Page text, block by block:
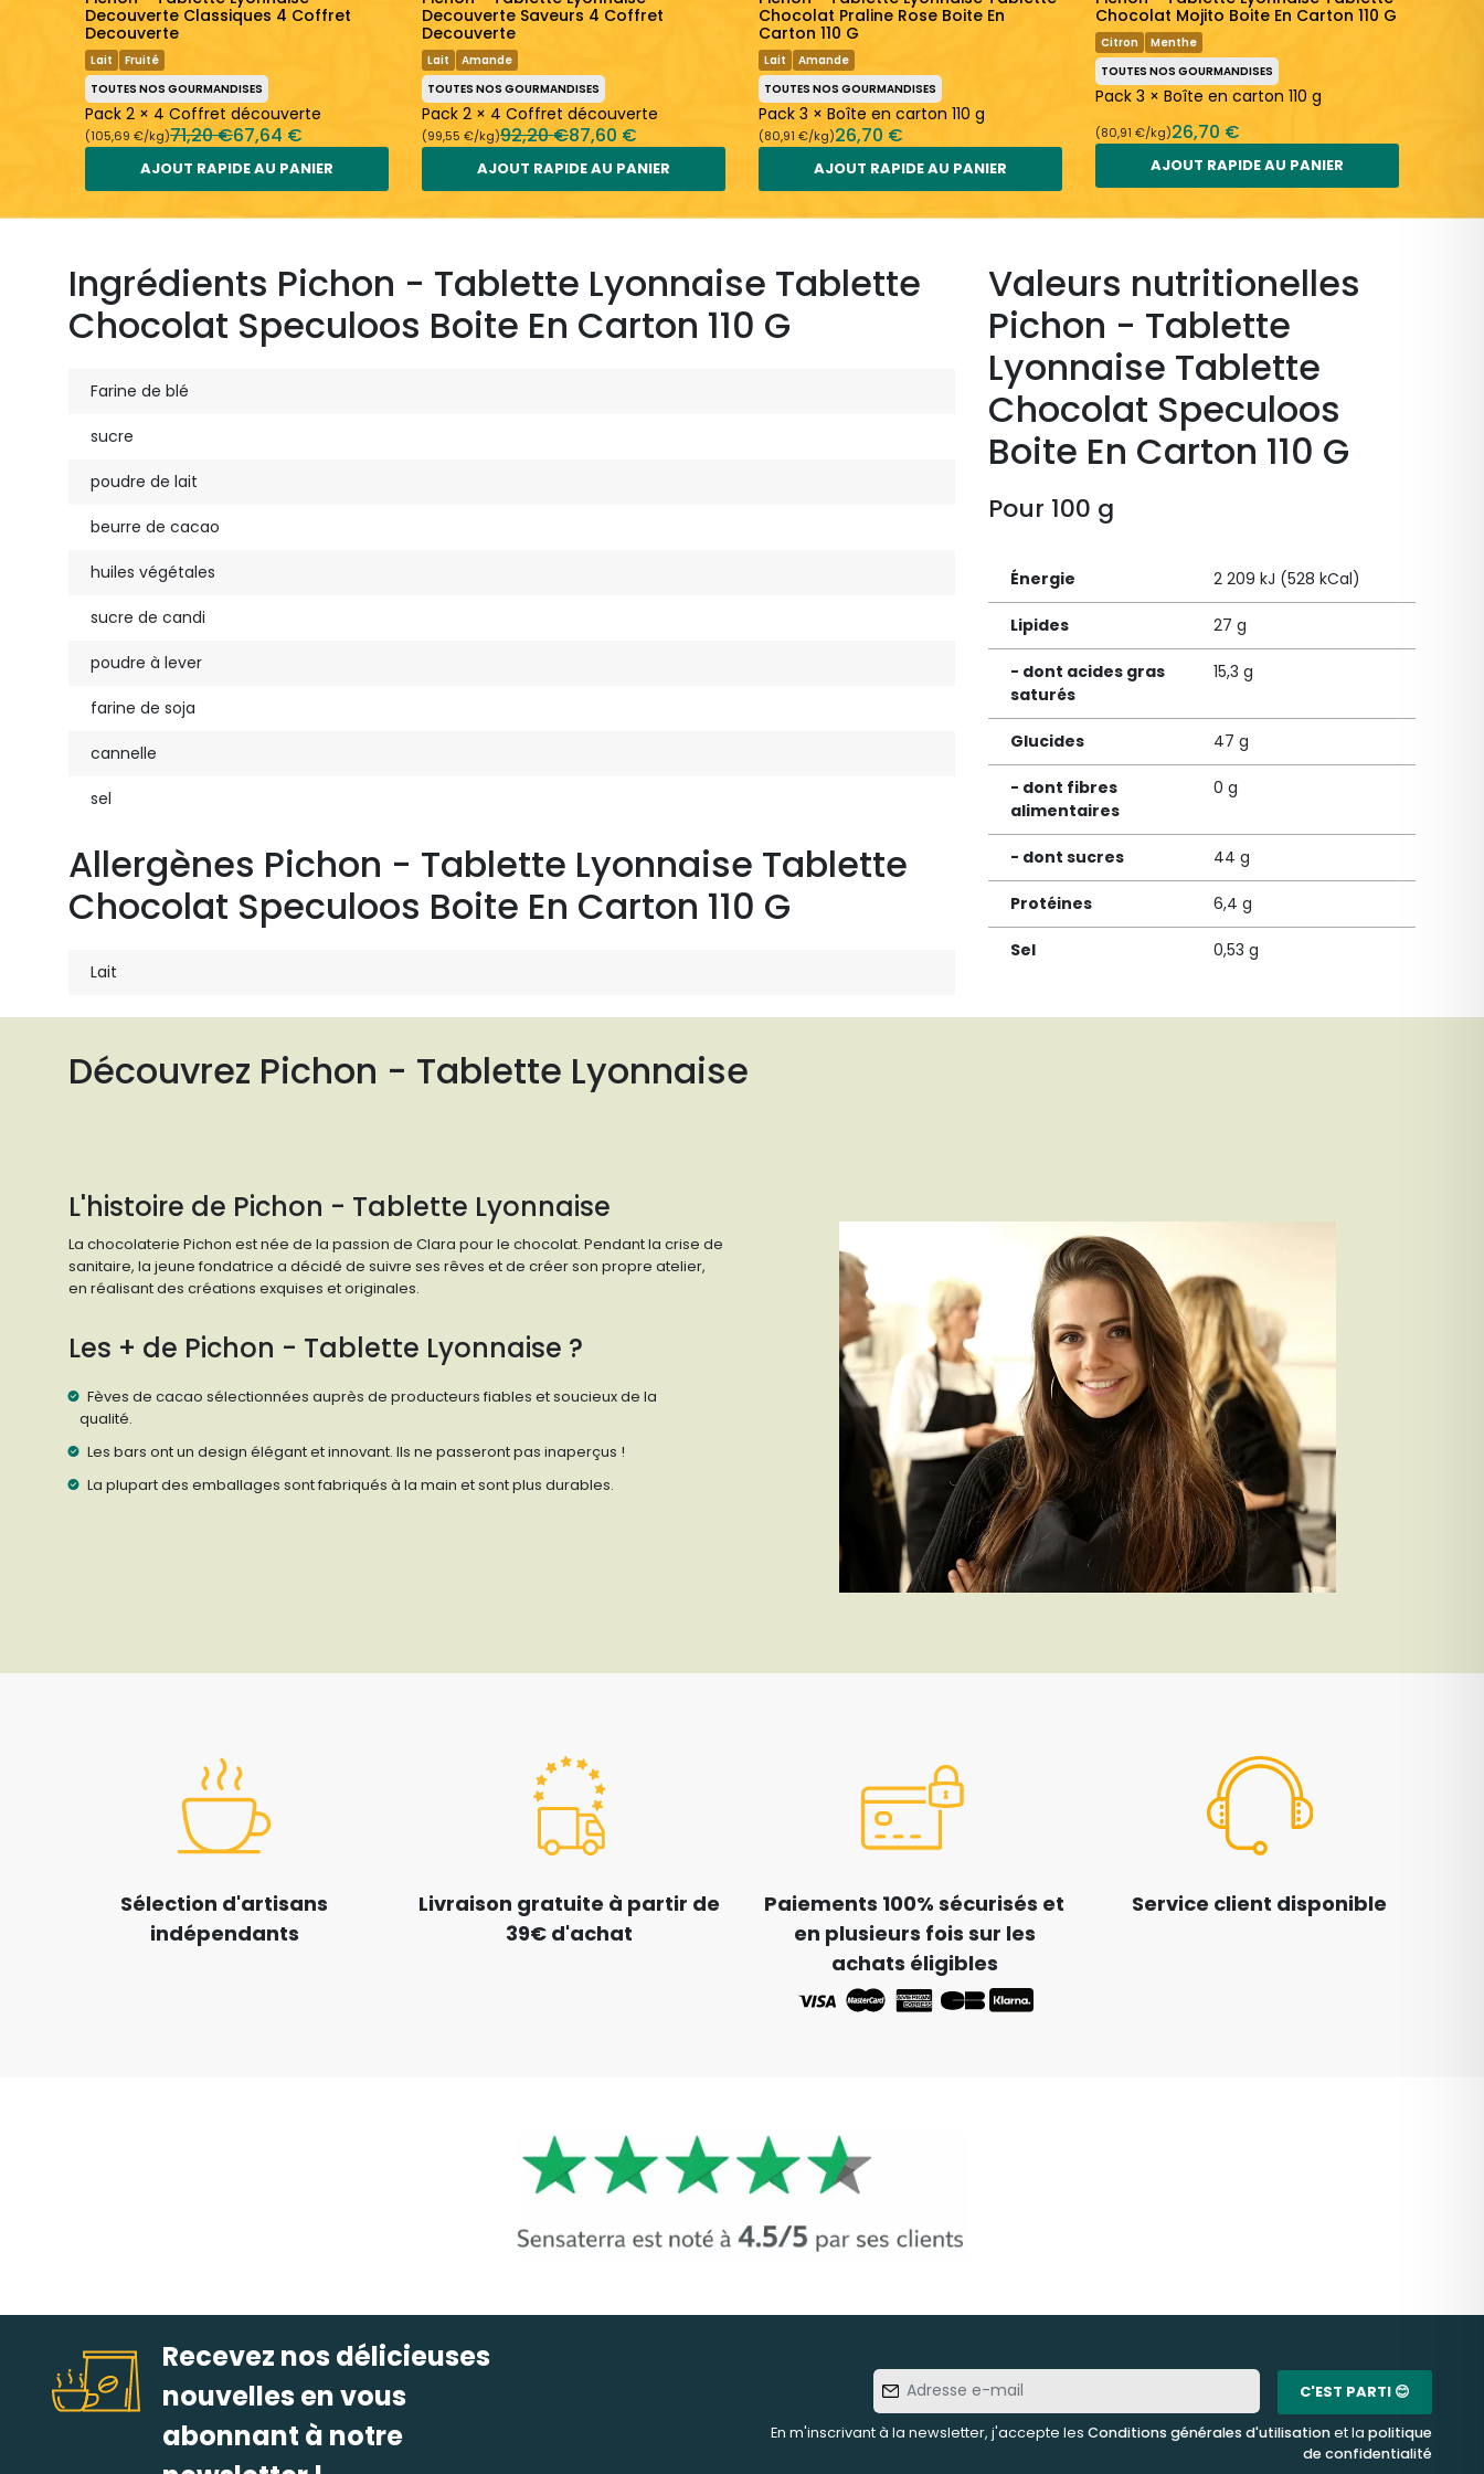
Decouverte Classiques 4 Coffret
Decouverte
Lait
Fruité
TOUTES NOS GOURMANDISES
Pack 2 × 4 Coffret découverte
(105,69 €/kg)71,20 €67,64 €
AJOUT RAPIDE AU PANIER
Decouverte Saveurs 4 Coffret
Decouverte
Lait
Amande
TOUTES NOS GOURMANDISES
Pack 2 × 4 Coffret découverte
(99,55 €/kg)92,20 €87,60 €
AJOUT RAPIDE AU PANIER
Chocolat Praline Rose Boite En
Carton 110 G
Lait
Amande
TOUTES NOS GOURMANDISES
Pack 3 × Boîte en carton 110 g
(80,91 €/kg)26,70 €
AJOUT RAPIDE AU PANIER
Chocolat Mojito Boite En Carton 110 G
Citron
Menthe
TOUTES NOS GOURMANDISES
Pack 3 × Boîte en carton 110 g
(80,91 €/kg)26,70 €
AJOUT RAPIDE AU PANIER
Ingrédients Pichon - Tablette Lyonnaise Tablette
Chocolat Speculoos Boite En Carton 110 G
Farine de blé
sucre
poudre de lait
beurre de cacao
huiles végétales
sucre de candi
poudre à lever
farine de soja
cannelle
sel
Allergènes Pichon - Tablette Lyonnaise Tablette
Chocolat Speculoos Boite En Carton 110 G
Lait
Valeurs nutritionelles
Pichon - Tablette
Lyonnaise Tablette
Chocolat Speculoos
Boite En Carton 110 G
Pour 100 g
Énergie 2 209 kJ (528 kCal)
Lipides 27 g
- dont acides gras
saturés
15,3 g
Glucides 47 g
- dont fibres
alimentaires
0 g
- dont sucres 44 g
Protéines 6,4 g
Sel 0,53 g
Découvrez Pichon - Tablette Lyonnaise
L'histoire de Pichon - Tablette Lyonnaise
La chocolaterie Pichon est née de la passion de Clara pour le chocolat. Pendant la crise de
sanitaire, la jeune fondatrice a décidé de suivre ses rêves et de créer son propre atelier,
en réalisant des créations exquises et originales.
Les + de Pichon - Tablette Lyonnaise ?
Fèves de cacao sélectionnées auprès de producteurs fiables et soucieux de la
qualité.
Les bars ont un design élégant et innovant. Ils ne passeront pas inaperçus !
La plupart des emballages sont fabriqués à la main et sont plus durables.
Sélection d'artisans
indépendants
Livraison gratuite à partir de
39€ d'achat
Paiements 100% sécurisés et
en plusieurs fois sur les
achats éligibles
Service client disponible
Recevez nos délicieuses
nouvelles en vous
abonnant à notre
Adresse
e-mail
C'EST PARTI 😊
En m'inscrivant à la newsletter, j'accepte les Conditions générales d'utilisationet la politique
de confidentialité